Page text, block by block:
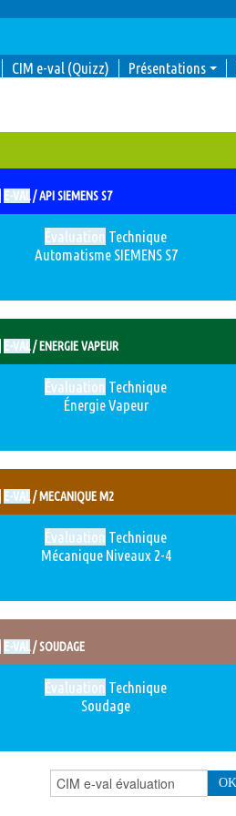
CIM e-val (Quizz) Présentations
E-VAL/ API SIEMENS S7
Évaluation Technique
Automatisme SIEMENS S7
E-VAL/ ENERGIE VAPEUR
Évaluation Technique
Énergie Vapeur
E-VAL/ MECANIQUE M2
Évaluation Technique
Mécanique Niveaux 2-4
E-VAL/ SOUDAGE
Évaluation Technique
Soudage